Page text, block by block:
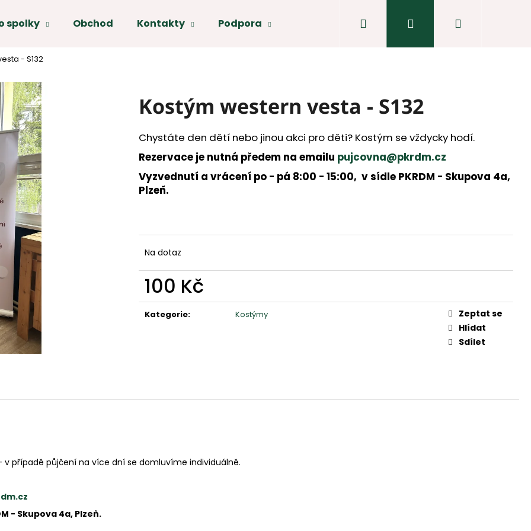
spolky Obchod Kontakty Podpora Přihlášení
- S132
Kostým western vesta - S132
Chystáte den dětí nebo jinou akci pro děti? Kostým se vždycky hodí.
Rezervace je nutná předem na emailu pujcovna@pkrdm.cz
Vyzvednutí a vrácení po - pá 8:00 - 15:00, v sídle PKRDM - Skupova 4a,
Plzeň.
Na dotaz
100 Kč
Měrná
cena:
Kategorie: Kostýmy
Zeptat se
Hlídat
Sdílet
případě půjčení na více dní se domluvíme individuálně.
- Skupova 4a, Plzeň.
Co potřebujete najít?
Doporučujeme